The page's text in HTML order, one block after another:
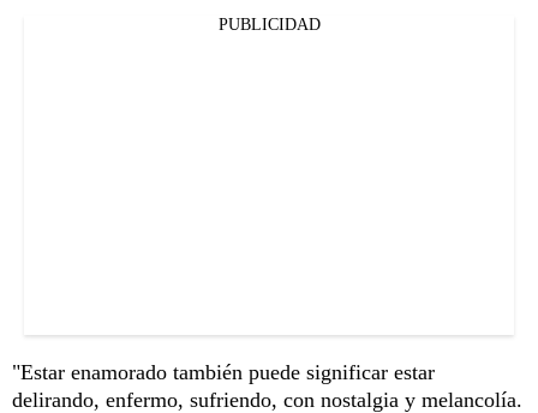
PUBLICIDAD
"Estar enamorado también puede significar estar
delirando, enfermo, sufriendo, con nostalgia y melancolía.